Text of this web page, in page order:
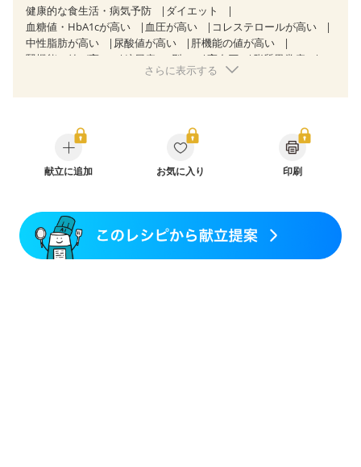
健康的な食生活・病気予防
ダイエット
血糖値・HbA1cが高い
血圧が高い
コレステロールが高い
中性脂肪が高い
尿酸値が高い
肝機能の値が高い
腎機能の値が高い
糖尿病（2型） 高血圧
脂質異常症
胃炎
胃ポリープ
過敏性腸症候群（IBS）
糖尿病性腎症（第３期）
CKD（ステージ１）
CKD（ステージ２）
CKD（ステージ３a）
CKD（ステージ３b）
乳がん治療を終えた方・経過観察中の方など
妊婦健診・体重増加が気になる（初期）
妊婦健診・血圧が気になる（初期）
さらに表示する
献立に追加 お気に入り 印刷